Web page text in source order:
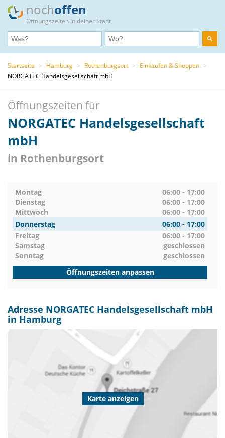
nochoffen
Öffnungszeiten in deiner Stadt
Startseite > Hamburg > Rothenburgsort > Einkaufen & Shoppen >
NORGATEC Handelsgesellschaft mbH
Öffnungszeiten für
NORGATEC Handelsgesellschaft
mbH
in Rothenburgsort
Montag
06:00 - 17:00
Dienstag
06:00 - 17:00
Mittwoch
06:00 - 17:00
Donnerstag
06:00 - 17:00
Freitag
06:00 - 17:00
Samstag
geschlossen
Sonntag
geschlossen
Öffnungszeiten anpassen
Adresse NORGATEC Handelsgesellschaft mbH
in Hamburg
Karte anzeigen